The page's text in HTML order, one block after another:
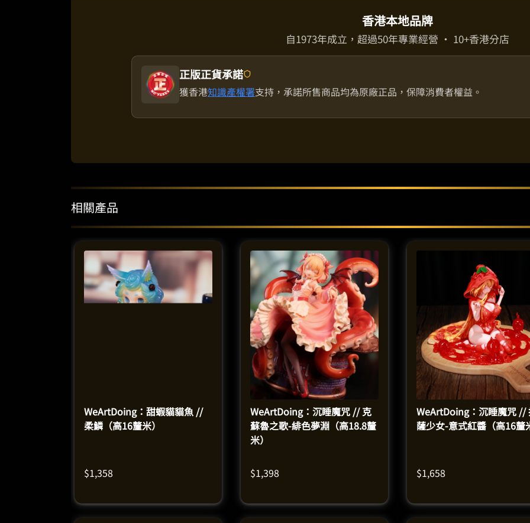
香港本地品牌
自1973年成立，超過50年專業經營 · 10+香港分店
正版正貨承諾
獲香港知識產權署支持，承諾所售商品均為原廠正品，保障消費者權益。
相關產品
WeArtDoing：甜蝦貓貓魚 //
柔鱗（高16釐米）
$1,358
WeArtDoing：沉睡魔咒 // 克
蘇魯之歌-緋色夢淵（高18.8釐
米）
$1,398
WeArtDoing：沉睡魔咒 //
薩少女-意式紅醬（高16釐
$1,658